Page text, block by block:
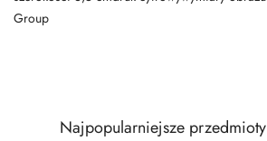
Group
Najpopularniejsze